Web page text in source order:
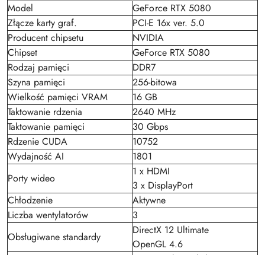
Model
GeForce RTX 5080
Złącze karty graf.
PCI-E 16x ver. 5.0
Producent chipsetu
NVIDIA
Chipset
GeForce RTX 5080
Rodzaj pamięci
DDR7
Szyna pamięci
256-bitowa
Wielkość pamięci VRAM
16 GB
Taktowanie rdzenia
2640 MHz
Taktowanie pamięci
30 Gbps
Rdzenie CUDA
10752
Wydajność AI
1801
Porty wideo
1 x HDMI
3 x DisplayPort
Chłodzenie
Aktywne
Liczba wentylatorów
3
Obsługiwane standardy
DirectX 12 Ultimate
OpenGL 4.6